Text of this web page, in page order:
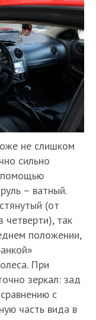
не слишком
сильно
помощью
– ватный.
(от
так
положении,
При
зеркал: зад
с
часть вида в